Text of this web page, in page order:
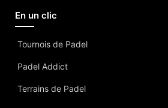
En un clic
Tournois de Padel
Padel Addict
Terrains de Padel